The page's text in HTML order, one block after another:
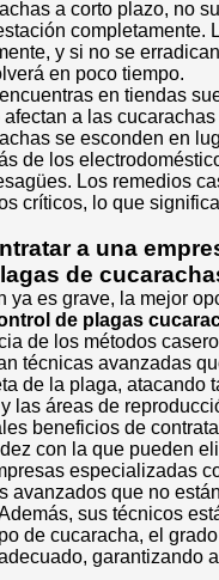
a corto plazo, no
completamente.
y si no se
en poco tiempo.
en tiendas
a las
se esconden en
de los
Los remedios
críticos, lo que
a una
de
ya es grave, la mejor
de plagas
de los métodos
técnicas avanzadas
de la plaga, atacando
las áreas de
beneficios de
con la que pueden
especializadas
avanzados que no
sus técnicos
de cucaracha, el
garantizando